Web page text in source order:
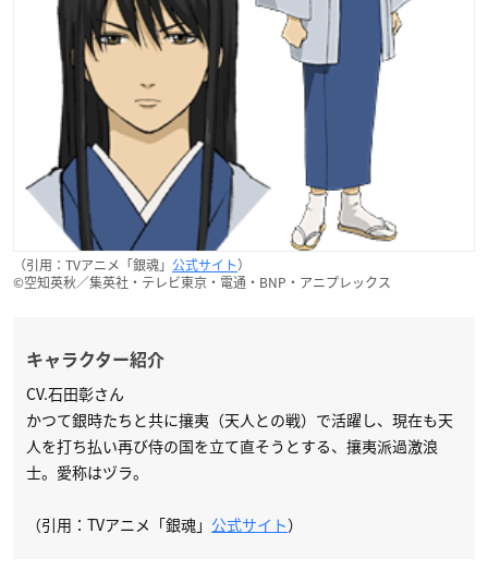
（引用：TVアニメ「銀魂」 公式サイト）
©空知英秋／集英社・テレビ東京・電通・BNP・アニプレックス
キャラクター紹介
CV.石田彰さん
かつて銀時たちと共に攘夷（天人との戦）で活躍し、現在も天
人を打ち払い再び侍の国を立て直そうとする、攘夷派過激浪
士。愛称はヅラ。
（引用：TVアニメ「銀魂」 公式サイト）